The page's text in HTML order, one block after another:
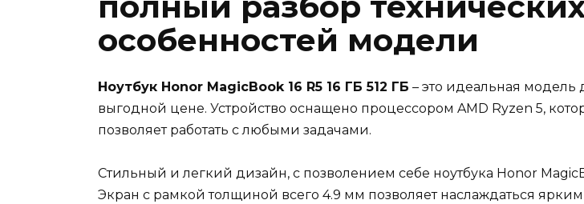
особенностей модели
Ноутбук Honor MagicBook 16 R5 16 ГБ 512 ГБ – это идеальная
выгодной цене. Устройство оснащено процессором AMD Ryzen 5,
позволяет работать с любыми задачами.
Стильный и легкий дизайн, с позволением себе ноутбука Honor
Экран с рамкой толщиной всего 4.9 мм позволяет наслаждаться